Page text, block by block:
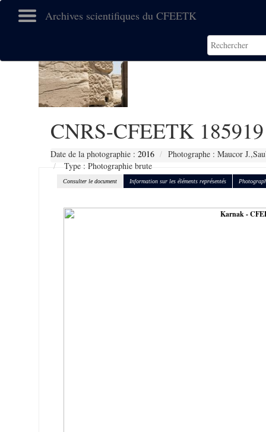
Archives scientifiques du CFEETK
CNRS-CFEETK 185919
Date de la photographie : 2016
Photographe : Maucor
Type : Photographie brute
Consulter le document Information sur les éléments représentés